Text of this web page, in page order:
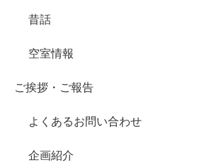
昔話
空室情報
ご挨拶・ご報告
よくあるお問い合わせ
企画紹介